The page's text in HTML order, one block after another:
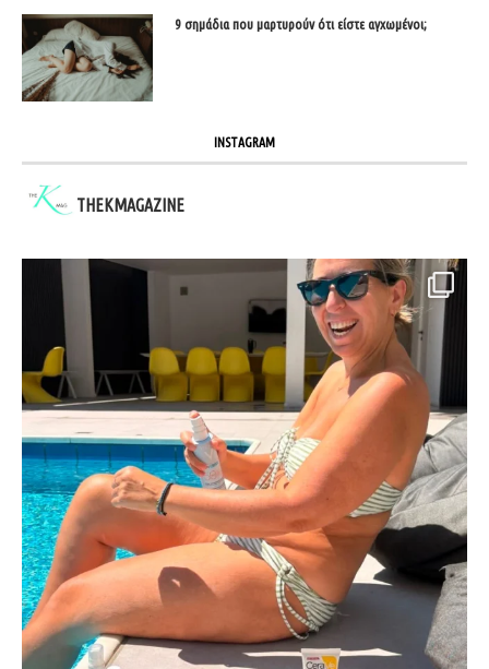
9 σημάδια που μαρτυρούν ότι είστε αγχωμένοι;
INSTAGRAM
THEKMAGAZINE